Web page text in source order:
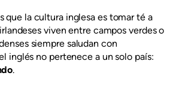
que la cultura inglesa es tomar té a
viven entre campos verdes o
siempre saludan con
inglés no pertenece a un solo país:
.